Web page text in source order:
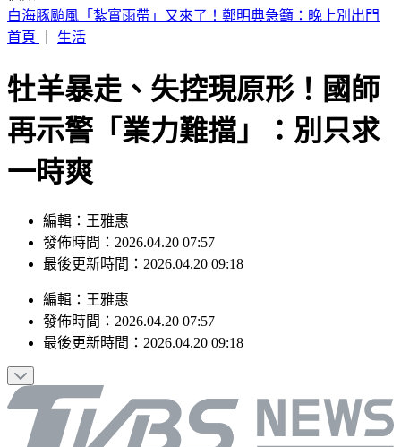
別只看台積電！ 外媒點名「2檔AI設備股」快上車
首頁
生活
牡羊暴走、失控現原形！國師
再示警「業力難擋」：別只求
一時爽
編輯：王雅惠
發佈時間：2026.04.20 07:57
最後更新時間：2026.04.20 09:18
編輯 ： 王雅惠
發佈時間： 2026.04.20 07:57
最後更新時間： 2026.04.20 09:18